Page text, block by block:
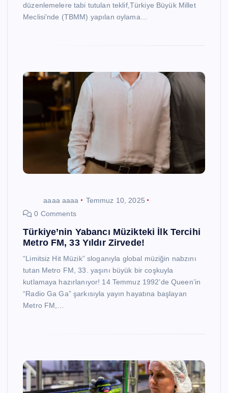
düzenlemelere tabi tutulan teklif,Türkiye Büyük Millet
Meclisi’nde (TBMM) yapılan oylama…
aaaa aaaa
Temmuz 10, 2025
0 Comments
Türkiye’nin Yabancı Müzikteki İlk Tercihi
Metro FM, 33 Yıldır Zirvede!
“Limitsiz Hit Müzik” sloganıyla global müziğin nabzını
tutan Metro FM, 33. yaşını büyük bir coşkuyla
kutlamaya hazırlanıyor! 14 Temmuz 1992’de Queen’in
“Radio Ga Ga” şarkısıyla yayın hayatına başlayan
Metro FM,…